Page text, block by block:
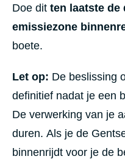
Doe dit ten laatste de
emissiezone
boete.
Let op: De beslissing
definitief nadat je een
De verwerking van je
duren. Als je de
binnenrijdt voor je de